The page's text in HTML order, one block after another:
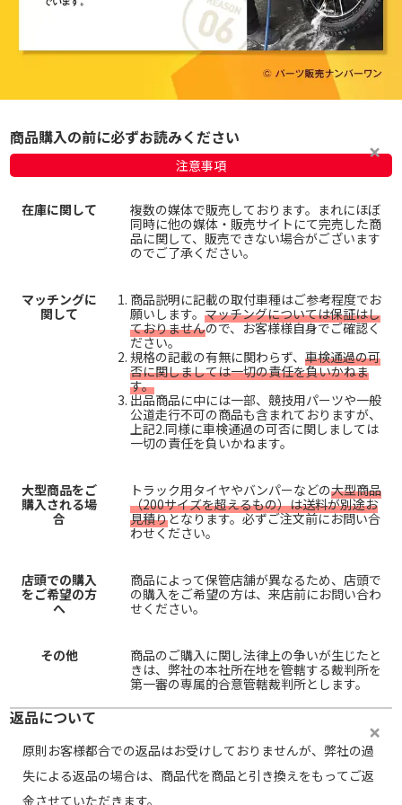
商品購入の前に必ずお読みください
注意事項
在庫に関して
複数の媒体で販売しております。まれにほぼ
同時に他の媒体・販売サイトにて完売した商
品に関して、販売できない場合がございます
のでご了承ください。
マッチングに
関して
商品説明に記載の取付車種はご参考程度でお
願いします。 マッチングについては保証はし
ておりませんので、お客様様自身でご確認く
ださい。
規格の記載の有無に関わらず、 車検通過の可
否に関しましては一切の責任を負いかねま
す。
出品商品に中には一部、競技用パーツや一般
公道走行不可の商品も含まれておりますが、
上記2.同様に車検通過の可否に関しましては
一切の責任を負いかねます。
大型商品をご
購入される場
合
トラック用タイヤやバンパーなどの大型商品
（200サイズを超えるもの）は送料が別途お
見積りとなります。必ずご注文前にお問い合
わせください。
店頭での購入
をご希望の方
へ
商品によって保管店舗が異なるため、店頭で
の購入をご希望の方は、来店前にお問い合わ
せください。
その他
商品のご購入に関し法律上の争いが生じたと
きは、弊社の本社所在地を管轄する裁判所を
第一審の専属的合意管轄裁判所とします。
返品について
原則お客様都合での返品はお受けしておりませんが、弊社の過
失による返品の場合は、商品代を商品と引き換えをもってご返
金させていただきます。